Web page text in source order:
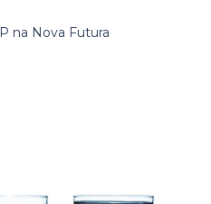
na Nova Futura